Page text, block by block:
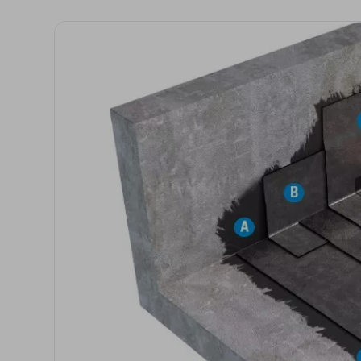
sottopavimento
Adesivi e Colle
Genio Civile
Membrane Bituminose
Membrane Sintetiche